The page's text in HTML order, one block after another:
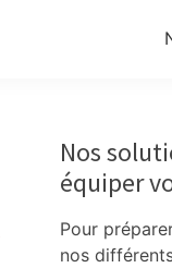
Sidebar
Nos
équiper
Pour
nos